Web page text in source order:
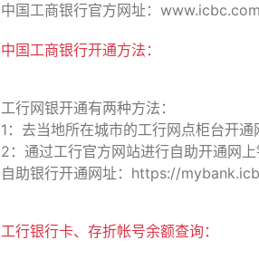
中国工商银行官方网址：
中国工商银行开通方法：
工行网银开通有两种方法：
1：去当地所在城市的工行网点柜台开通
2：通过工行官方网站进行自助开通网
自助银行开通网址：https://
工行银行卡、存折帐号余额查询：